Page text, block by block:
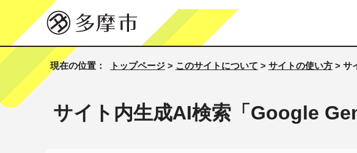
現在の位置： トップページ > このサイトについて > サイトの使い方 > サ
サイト内生成AI検索「Google